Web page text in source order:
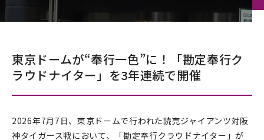
東京ドームが“奉行一色”に！「勘定奉行ク
ラウドナイター」を3年連続で開催
2026年7月7日、東京ドームで行われた読売ジャイアンツ対阪
神タイガース戦において、「勘定奉行クラウドナイター」が